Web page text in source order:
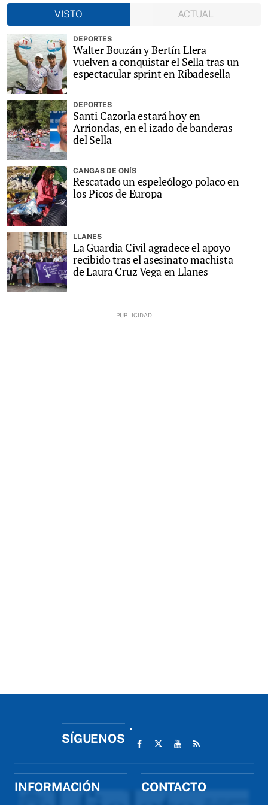
VISTO
ACTUAL
DEPORTES
Walter Bouzán y Bertín Llera
vuelven a conquistar el Sella tras un
espectacular sprint en Ribadesella
DEPORTES
Santi Cazorla estará hoy en
Arriondas, en el izado de banderas
del Sella
CANGAS DE ONÍS
Rescatado un espeleólogo polaco en
los Picos de Europa
LLANES
La Guardia Civil agradece el apoyo
recibido tras el asesinato machista
de Laura Cruz Vega en Llanes
SÍGUENOS
INFORMACIÓN CONTACTO